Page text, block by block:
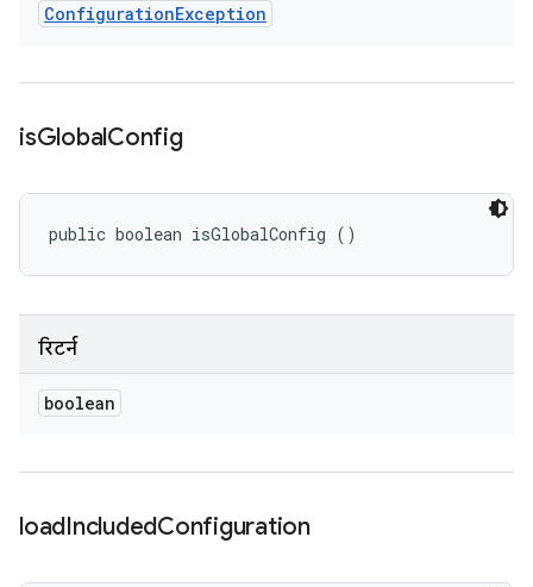
ConfigurationException
isGlobalConfig
public boolean isGlobalConfig ()
रिटर्न
boolean
loadIncludedConfiguration